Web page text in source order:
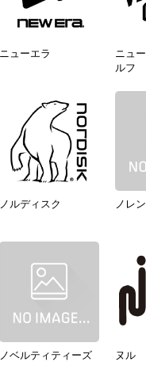
ニューエラ
ニュ
ルフ
ノルディスク ノレン
ノベルティティーズ ヌル